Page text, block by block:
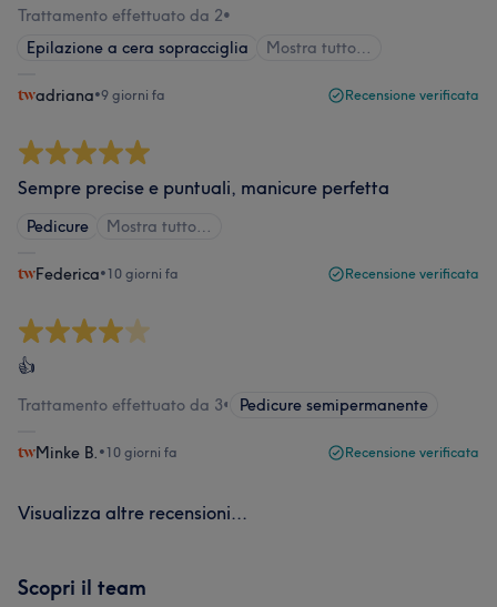
Trattamento effettuato da 2•
Epilazione a cera sopracciglia
Mostra tutto…
adriana•9 giorni fa Recensione verificata
Sempre precise e puntuali, manicure perfetta
Pedicure Mostra tutto…
Federica•10 giorni fa Recensione verificata
👍
Trattamento effettuato da 3• Pedicure semipermanente
Minke B. •10 giorni fa Recensione verificata
Visualizza altre recensioni...
Scopri il team